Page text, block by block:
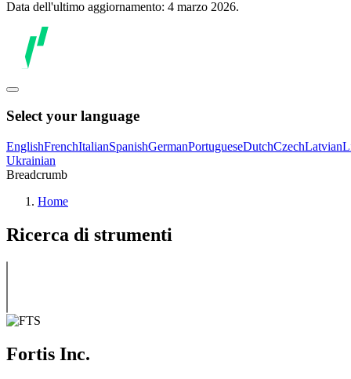
Data dell'ultimo aggiornamento: 4 marzo 2026.
Select your language
EnglishFrenchItalianSpanishGermanPortugueseDutchCzechLatvian
Ukrainian
Breadcrumb
Home
Ricerca di strumenti
Fortis Inc.